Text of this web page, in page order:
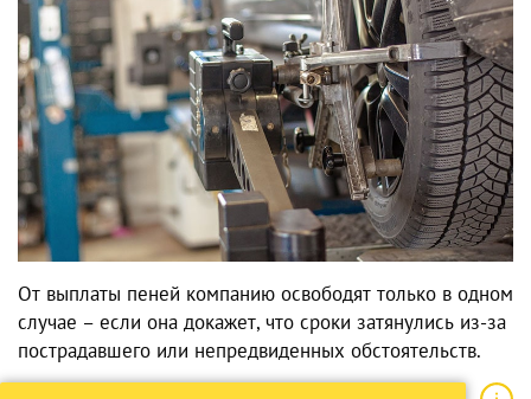
От выплаты пеней компанию освободят только в одном
случае – если она докажет, что сроки затянулись из-за
пострадавшего или непредвиденных обстоятельств.